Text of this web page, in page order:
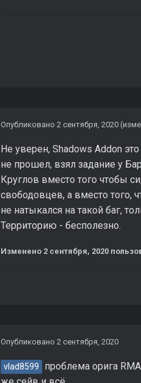
Опубликовано 2 сентября, 2020
Не уверен, Shadows Addon
не прошел, взял задание у
Круглов вместо того чтобы
свободовцев, а вместо того,
не натыкался на такой баг,
Территорию - бесполезно.
Изменено 2 сентября, 2020
Опубликовано 2 сентября, 2020
vlad8599
проблема орига